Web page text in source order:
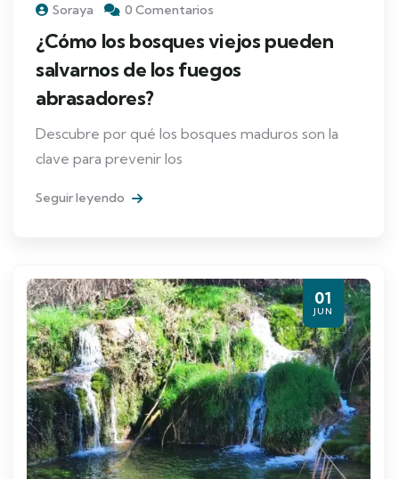
Soraya 0 Comentarios
¿Cómo los bosques viejos pueden
salvarnos de los fuegos
abrasadores?
Descubre por qué los bosques maduros son la
clave para prevenir los
Seguir leyendo
01
JUN